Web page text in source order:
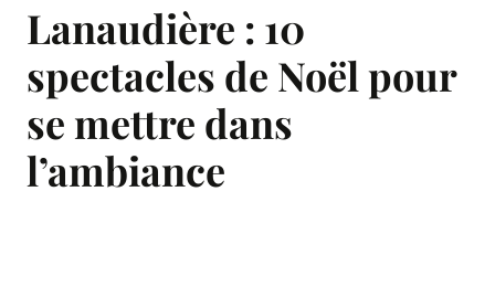
Lanaudière : 10
spectacles de Noël pour
se mettre dans
l’ambiance